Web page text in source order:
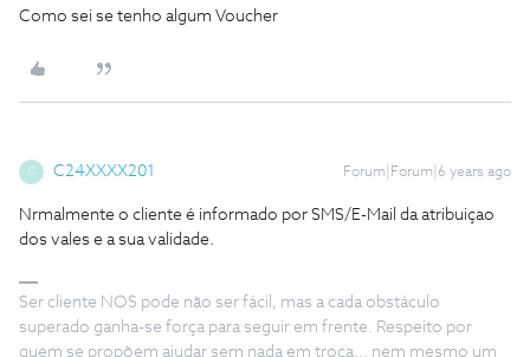
Como sei se tenho algum Voucher
C C24XXXX201 Forum|Forum|6 years ago
Nrmalmente o cliente é informado por SMS/E-Mail da atribuiçao
dos vales e a sua validade.
Ser cliente NOS pode não ser fácil, mas a cada obstáculo
superado ganha-se força para seguir em frente. Respeito por
quem se propõem ajudar sem nada em troca... nem mesmo um